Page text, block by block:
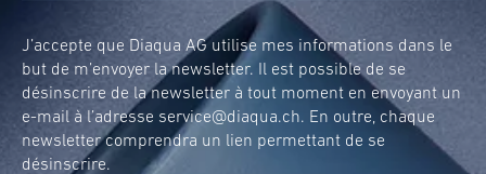
J’accepte que Diaqua AG utilise mes informations dans le
but de m’envoyer la newsletter. Il est possible de se
désinscrire de la newsletter à tout moment en envoyant un
e-mail à l’adresse service@diaqua.ch. En outre, chaque
newsletter comprendra un lien permettant de se
désinscrire.